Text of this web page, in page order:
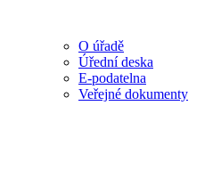
O úřadě
Úřední deska
E-podatelna
Veřejné dokumenty